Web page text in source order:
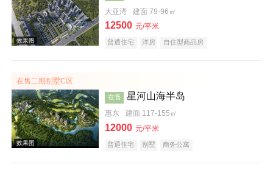
大亚湾 建面 79-96㎡
12500 元/平米
普通住宅 洋房 自住型商品房
在售二期别墅C区
在售 星河山海半岛
惠东 建面 117-155㎡
12000 元/平米
普通住宅 别墅 商务公寓